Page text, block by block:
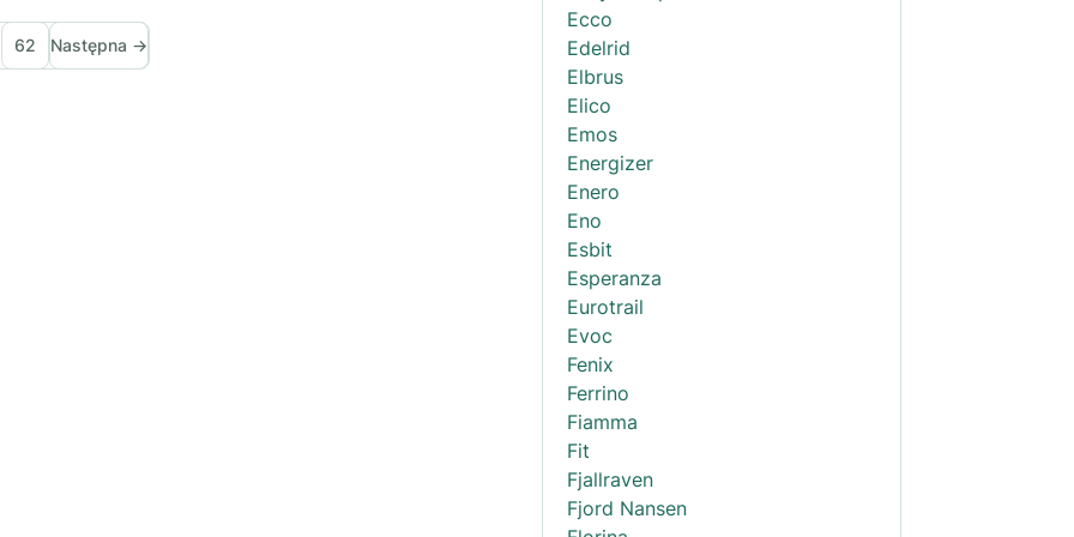
62 Następna →
Ecco
Edelrid
Elbrus
Elico
Emos
Energizer
Enero
Eno
Esbit
Esperanza
Eurotrail
Evoc
Fenix
Ferrino
Fiamma
Fit
Fjallraven
Fjord Nansen